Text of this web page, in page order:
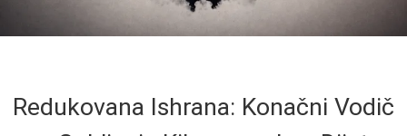
Redukovana Ishrana: Konačni Vodič